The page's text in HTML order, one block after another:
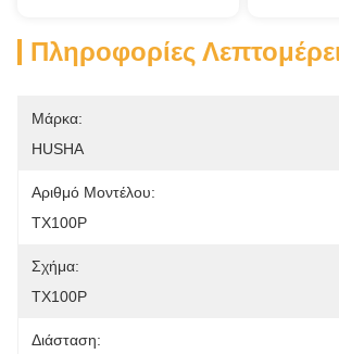
Πληροφορίες
Μάρκα:
HUSHA
Αριθμό Μοντέλου:
TX100P
Σχήμα:
TX100P
Διάσταση: